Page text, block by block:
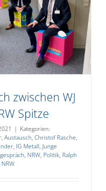
zwischen WJ
Spitze
| Kategorien:
, Austausch, Christof Rasche,
, IG Metall, Junge
, NRW, Politik, Ralph
NRW